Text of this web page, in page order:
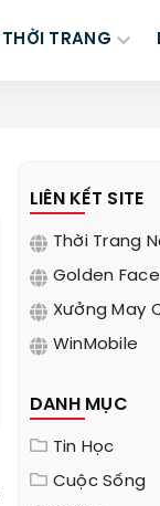
THỜI TRANG
LIÊN KẾT SITE
Thời Trang
Golden Face
Xưởng May
WinMobile
DANH MỤC
Tin Học
Cuộc Sống